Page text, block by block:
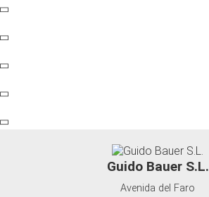
Guido Bauer S.L.
Avenida del Faro